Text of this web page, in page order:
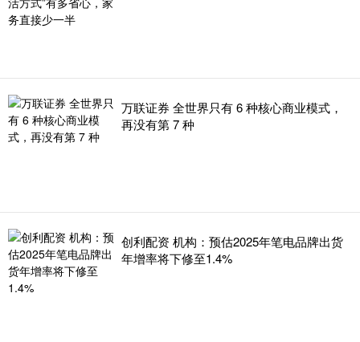
万联证券 全世界只有 6 种核心商业模式，
再没有第 7 种
创利配资 机构：预估2025年笔电品牌出货
年增率将下修至1.4%